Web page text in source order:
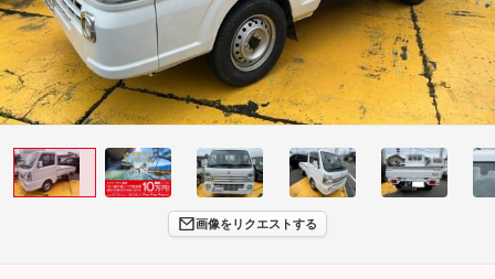
画像をリクエストする